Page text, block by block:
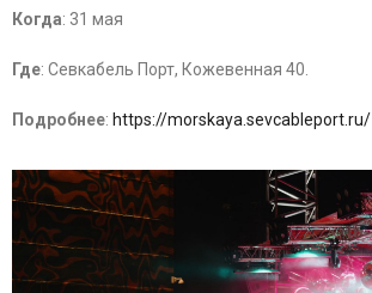
Когда: 31 мая
Где: Севкабель Порт, Кожевенная 40.
Подробнее: https://morskaya.sevcableport.ru/